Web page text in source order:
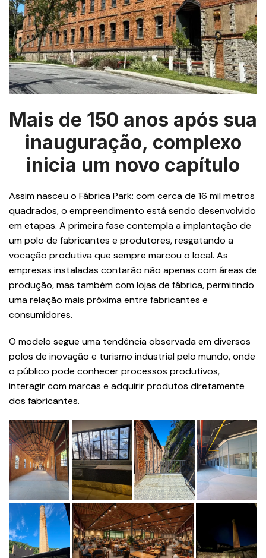
Mais de 150 anos após sua
inauguração, complexo
inicia um novo capítulo
Assim nasceu o Fábrica Park: com cerca de 16 mil metros
quadrados, o empreendimento está sendo desenvolvido
em etapas. A primeira fase contempla a implantação de
um polo de fabricantes e produtores, resgatando a
vocação produtiva que sempre marcou o local. As
empresas instaladas contarão não apenas com áreas de
produção, mas também com lojas de fábrica, permitindo
uma relação mais próxima entre fabricantes e
consumidores.
O modelo segue uma tendência observada em diversos
polos de inovação e turismo industrial pelo mundo, onde
o público pode conhecer processos produtivos,
interagir com marcas e adquirir produtos diretamente
dos fabricantes.